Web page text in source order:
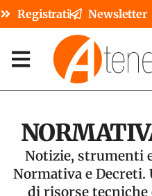
Registrati Newsletter
Notizie, strumenti
Normativa e
di risorse